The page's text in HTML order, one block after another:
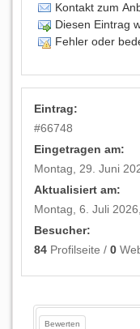
Kontakt zum
Diesen Eintrag
Fehler oder
Eintrag:
#66748
Eingetragen am:
Montag, 29. Juni
Aktualisiert am:
Montag, 6. Juli
Besucher:
84 Profilseite /0
Bewerten